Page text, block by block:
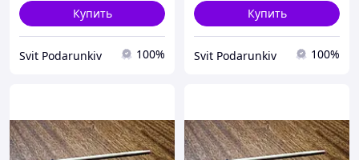
Купить
Svit Podarunkiv 100%
Купить
Svit Podarunkiv 100%